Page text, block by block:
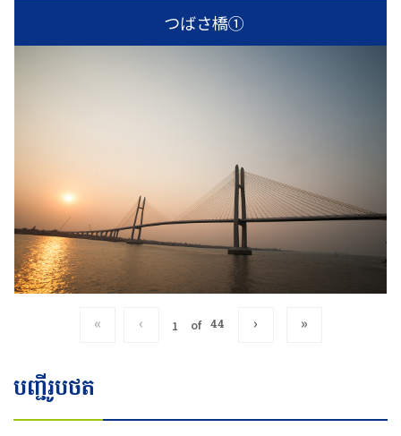
つばさ橋①
« ‹ of 44 › »
បញ្ជីរូបថត